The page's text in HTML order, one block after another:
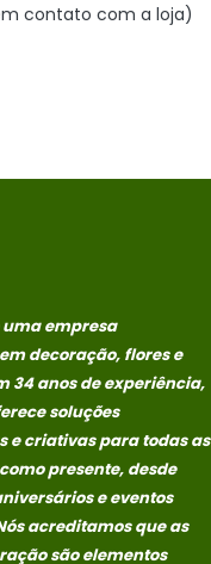
contato com a loja)
uma empresa
decoração, flores e
34 anos de experiência,
soluções
e criativas para todas as
presente, desde
e eventos
acreditamos que as
são elementos